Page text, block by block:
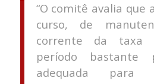
“O comitê avalia que
curso, de
corrente da taxa
período bastante
adequada para